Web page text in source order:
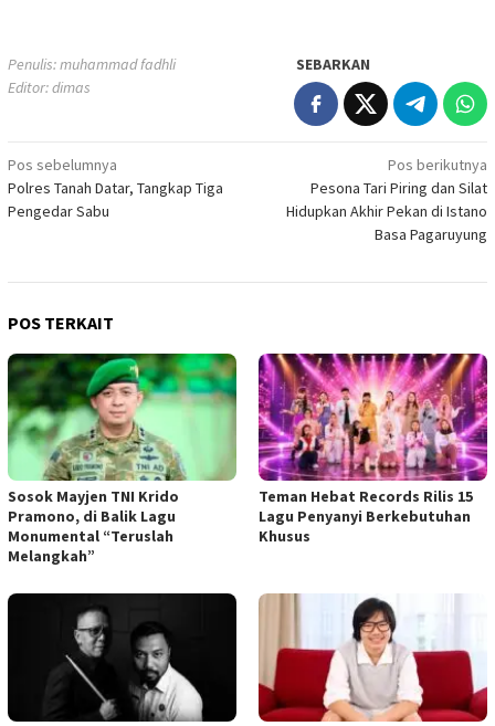
Penulis: muhammad fadhli
Editor: dimas
SEBARKAN
Navigasi
pos
Pos sebelumnya
Polres Tanah Datar, Tangkap Tiga
Pengedar Sabu
Pos berikutnya
Pesona Tari Piring dan Silat
Hidupkan Akhir Pekan di Istano
Basa Pagaruyung
POS TERKAIT
Sosok Mayjen TNI Krido
Pramono, di Balik Lagu
Monumental “Teruslah
Melangkah”
Teman Hebat Records Rilis 15
Lagu Penyanyi Berkebutuhan
Khusus